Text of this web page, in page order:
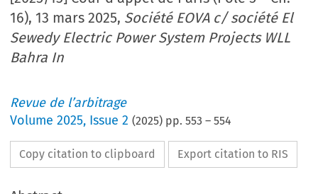
16), 13 mars 2025, Société EOVA c/ société El
Sewedy Electric Power System Projects WLL
Bahra In
Revue de l’arbitrage
Volume2025, Issue 2 (2025) pp.553 –554
Copy citation to clipboard Export citation to RIS